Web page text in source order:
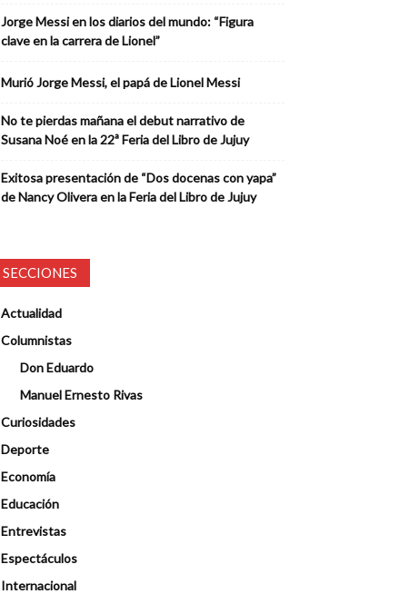
Jorge Messi en los diarios del mundo: “Figura
clave en la carrera de Lionel”
Murió Jorge Messi, el papá de Lionel Messi
No te pierdas mañana el debut narrativo de
Susana Noé en la 22ª Feria del Libro de Jujuy
Exitosa presentación de “Dos docenas con yapa”
de Nancy Olivera en la Feria del Libro de Jujuy
SECCIONES
Actualidad
Columnistas
Don Eduardo
Manuel Ernesto Rivas
Curiosidades
Deporte
Economía
Educación
Entrevistas
Espectáculos
Internacional